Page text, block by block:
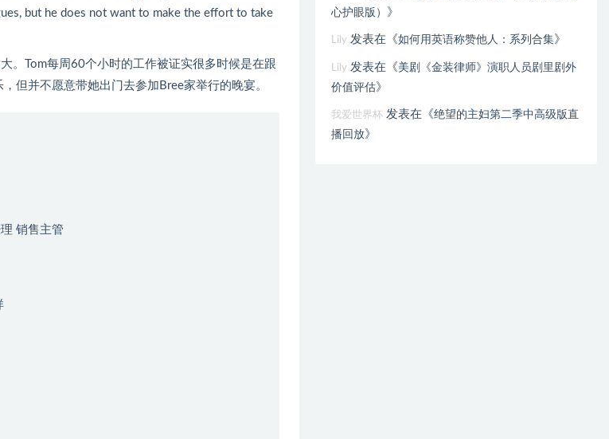
but he does not want to make the effort to take
。Tom每周60个小时的工作被证实很多时候是在跟
但并不愿意带她出门去参加Bree家举行的晚宴。
销售主管
心护眼版） 》
Lily 发表在《如何用英语称赞他人：系列合集》
Lily 发表在《美剧《金装律师》演职人员剧里剧外
价值评估》
我爱世界杯 发表在《绝望的主妇第二季中高级版直
播回放》